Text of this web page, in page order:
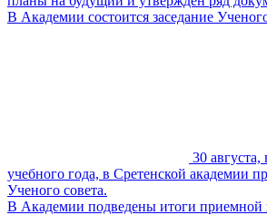
В Академии состоится заседание
30
учебного года, в Сретенской академии
Ученого совета.
В Академии подведены итоги приемной